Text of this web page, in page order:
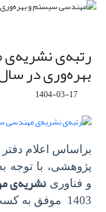
رتبه‌ی
بهره‌وری در سال
1404-03-17
براساس اعلام
پژوهشی، با توجه
و فناوری نشریه‌ی
1403 موفق به کسب رتبه